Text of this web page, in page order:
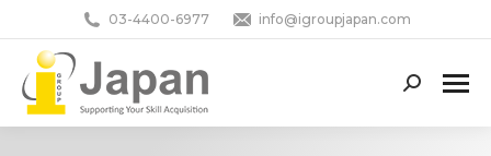
03-4400-6977 info@igroupjapan.com
Search: